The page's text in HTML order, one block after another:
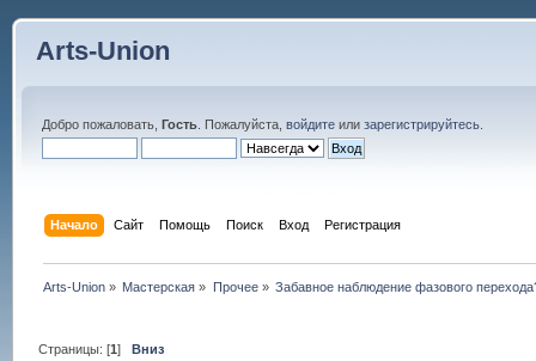
Arts-Union
Добро пожаловать, Гость. Пожалуйста, войдитеили зарегистрируйтесь.
Начало Сайт Помощь Поиск Вход Регистрация
Arts-Union » Мастерская » Прочее» Забавное наблюдение фазового
Страницы: [1]Вниз